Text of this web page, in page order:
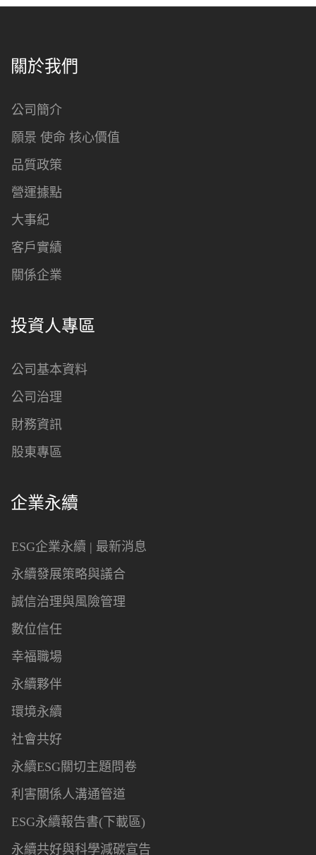
關於我們
公司簡介
願景 使命 核心價值
品質政策
營運據點
大事紀
客戶實績
關係企業
投資人專區
公司基本資料
公司治理
財務資訊
股東專區
企業永續
ESG企業永續 | 最新消息
永續發展策略與議合
誠信治理與風險管理
數位信任
幸福職場
永續夥伴
環境永續
社會共好
永續ESG關切主題問卷
利害關係人溝通管道
ESG永續報告書(下載區)
永續共好與科學減碳宣告